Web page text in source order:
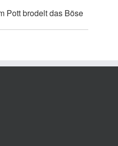
Pott brodelt das Böse